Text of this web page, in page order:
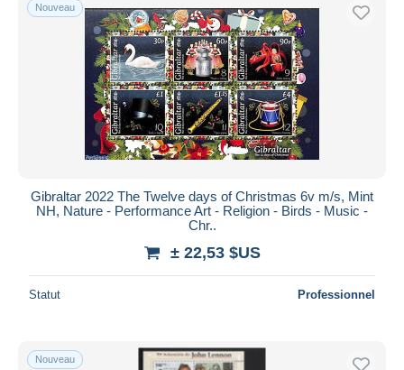
Nouveau
Gibraltar 2022 The Twelve days of Christmas 6v m/s, Mint
NH, Nature - Performance Art - Religion - Birds - Music -
Chr..
± 22,53 $US
Statut Professionnel
Nouveau